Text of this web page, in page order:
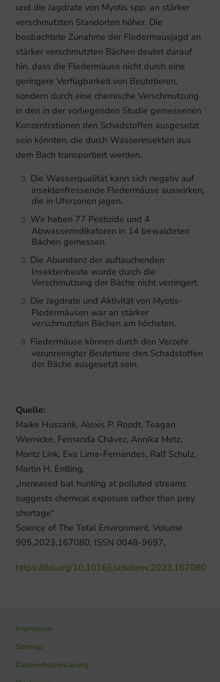
und die Jagdrate von Myotis spp. an stärker
verschmutzten Standorten höher. Die
beobachtete Zunahme der Fledermausjagd an
stärker verschmutzten Bächen deutet darauf
hin, dass die Fledermäuse nicht durch eine
geringere Verfügbarkeit von Beutetieren,
sondern durch eine chemische Verschmutzung
in den in der vorliegenden Studie gemessenen
Konzentrationen den Schadstoffen ausgesetzt
sein könnten, die durch Wasserinsekten aus
dem Bach transportiert werden.
Die Wasserqualität kann sich negativ auf
insektenfressende Fledermäuse auswirken,
die in Uferzonen jagen.
Wir haben 77 Pestizide und 4
Abwasserindikatoren in 14 bewaldeten
Bächen gemessen.
Die Abundanz der auftauchenden
Insektenbeute wurde durch die
Verschmutzung der Bäche nicht verringert.
Die Jagdrate und Aktivität von Myotis-
Fledermäusen war an stärker
verschmutzten Bächen am höchsten.
Fledermäuse können durch den Verzehr
verunreinigter Beutetiere den Schadstoffen
der Bäche ausgesetzt sein.
Quelle:
Maike Huszarik, Alexis P. Roodt, Teagan
Wernicke, Fernanda Chávez, Annika Metz,
Moritz Link, Eva Lima-Fernandes, Ralf Schulz,
Martin H. Entling,
„Increased bat hunting at polluted streams
suggests chemical exposure rather than prey
shortage“
Science of The Total Environment, Volume
905,2023,167080, ISSN 0048-9697,
https://doi.org/10.1016/j.scitotenv.2023.167080
Impressum
Sitemap
Datenschutzerklärung